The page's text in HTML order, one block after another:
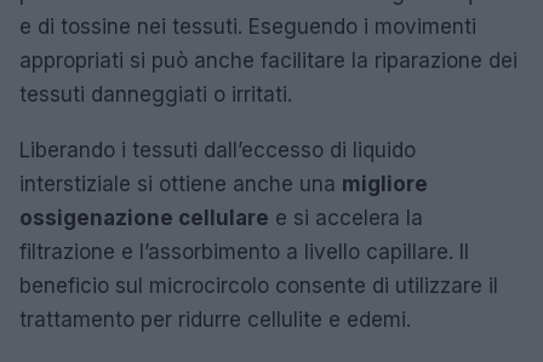
e di tossine nei tessuti. Eseguendo i movimenti
appropriati si può anche facilitare la riparazione dei
tessuti danneggiati o irritati.
Liberando i tessuti dall’eccesso di liquido
interstiziale si ottiene anche una migliore
ossigenazione cellulare e si accelera la
filtrazione e l’assorbimento a livello capillare. Il
beneficio sul microcircolo consente di utilizzare il
trattamento per ridurre cellulite e edemi.